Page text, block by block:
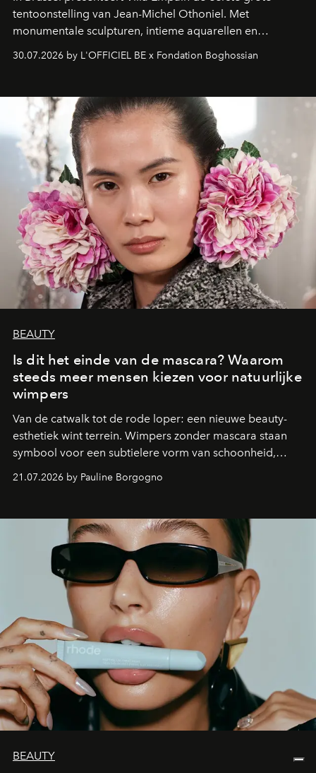
tentoonstelling van Jean-Michel Othoniel. Met
monumentale sculpturen, intieme aquarellen en
fonkelend Murano-glas creëert de Franse kunstenaar
een emotionele reis waarin elk werk de herinnering
moment van verwondering.
30.07.2026 by L'OFFICIEL BE x Fondation Boghossian
BEAUTY
Is dit het einde van de mascara? Waarom
steeds meer mensen kiezen voor natuurlijke
wimpers
Van de catwalk tot de rode loper: een nieuwe beauty-
esthetiek wint terrein. Wimpers zonder mascara staan
symbool voor een subtielere vorm van schoonheid,
waarin zelfvertrouwen belangrijker is dan een overvloed
aan make-up.
21.07.2026 by Pauline Borgogno
BEAUTY